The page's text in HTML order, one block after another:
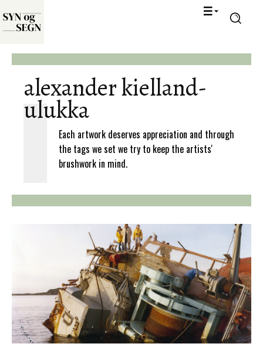
alexander kielland-
ulukka
Each artwork deserves appreciation and through
the tags we set we try to keep the artists'
brushwork in mind.